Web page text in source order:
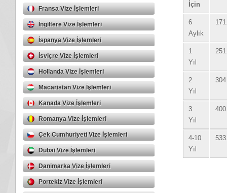
Fransa Vize İşlemleri
İngiltere Vize İşlemleri
İspanya Vize İşlemleri
İsviçre Vize İşlemleri
Hollanda Vize İşlemleri
Macaristan Vize İşlemleri
Kanada Vize İşlemleri
Romanya Vize İşlemleri
Çek Cumhuriyeti Vize İşlemleri
Dubai Vize İşlemleri
Danimarka Vize İşlemleri
Portekiz Vize İşlemleri
İçin
6
Aylık
1
Yıl
2
Yıl
3
Yıl
4-10
Yıl